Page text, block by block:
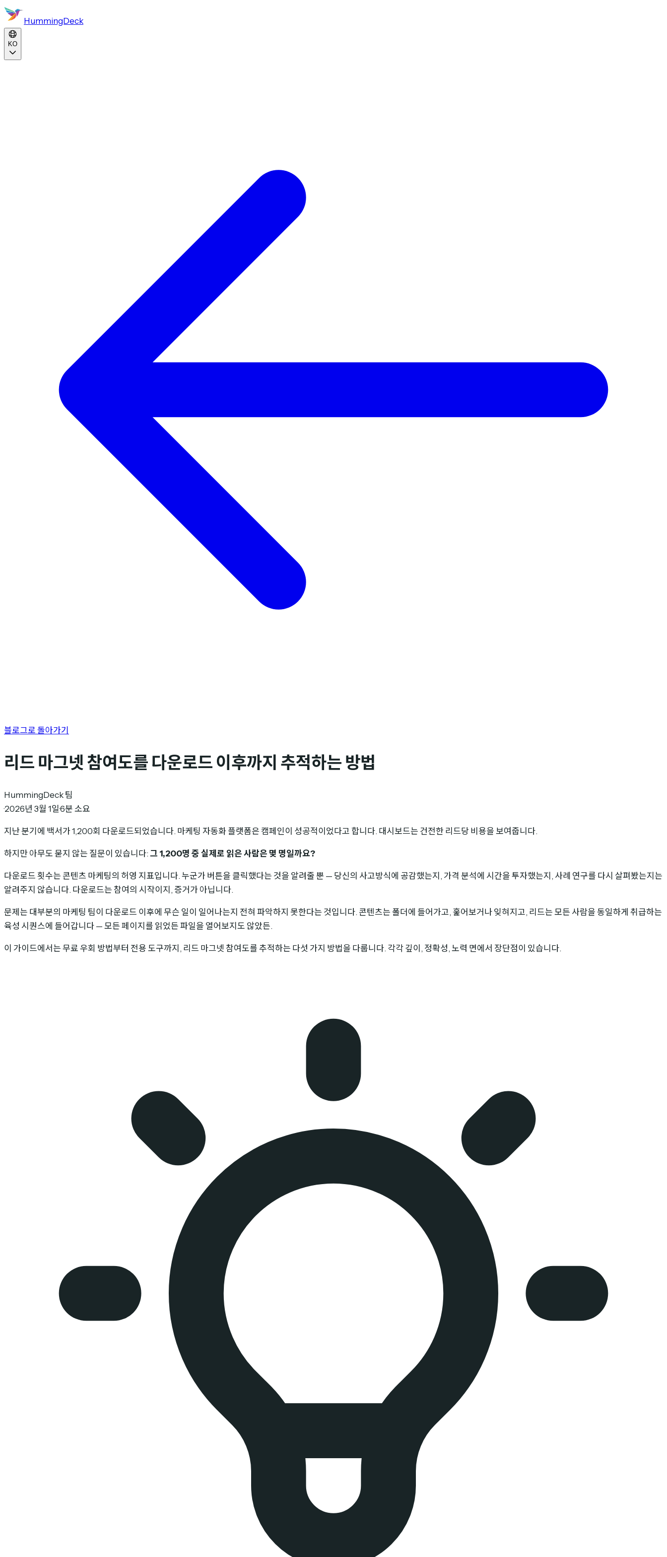
HummingDeck
KO
블로그로 돌아가기
리드 마그넷 참여도를 다운로드 이후까지 추적하는 방법
HummingDeck 팀
·2026년 3월 1일·6분 소요
지난 분기에 백서가 1,200회 다운로드되었습니다. 마케팅 자동화 플랫폼은 캠페인이 성공적이었다고 합니다. 대시보드는 건전한 리드당 비용을 보여줍니다.
하지만 아무도 묻지 않는 질문이 있습니다:그 1,200명 중 실제로 읽은 사람은 몇 명일까요?
다운로드 횟수는 콘텐츠 마케팅의 허영 지표입니다. 누군가 버튼을 클릭했다는 것을 알려줄 뿐 — 당신의 사고방식에 공감했는지, 가격 분석에 시간을 투자했는지, 사례 연구를 다시 살펴봤는지는
알려주지 않습니다. 다운로드는 참여의 시작이지, 증거가 아닙니다.
문제는 대부분의 마케팅 팀이 다운로드 이후에 무슨 일이 일어나는지 전혀 파악하지 못한다는 것입니다. 콘텐츠는 폴더에 들어가고, 훑어보거나 잊혀지고, 리드는 모든 사람을 동일하게 취급하는
육성 시퀀스에 들어갑니다 — 모든 페이지를 읽었든 파일을 열어보지도 않았든.
이 가이드에서는 무료 우회 방법부터 전용 도구까지, 리드 마그넷 참여도를 추적하는 다섯 가지 방법을 다룹니다. 각각 깊이, 정확성, 노력 면에서 장단점이 있습니다.